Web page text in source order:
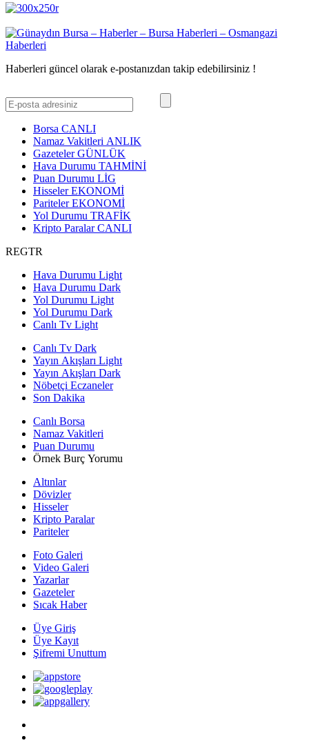
Haberleri güncel olarak e-postanızdan takip edebilirsiniz !
Borsa CANLI
Namaz Vakitleri ANLIK
GazetelerGÜNLÜK
Hava Durumu TAHMİNİ
Puan Durumu LİG
HisselerEKONOMİ
ParitelerEKONOMİ
Yol Durumu TRAFİK
Kripto ParalarCANLI
REGTR
Hava Durumu Light
Hava Durumu Dark
Yol Durumu Light
Yol Durumu Dark
Canlı Tv Light
Canlı Tv Dark
Yayın Akışları Light
Yayın Akışları Dark
Nöbetçi Eczaneler
Son Dakika
Canlı Borsa
Namaz Vakitleri
Puan Durumu
Örnek Burç Yorumu
Altınlar
Dövizler
Hisseler
Kripto Paralar
Pariteler
Foto Galeri
Video Galeri
Yazarlar
Gazeteler
Sıcak Haber
Üye Giriş
Üye Kayıt
Şifremi Unuttum